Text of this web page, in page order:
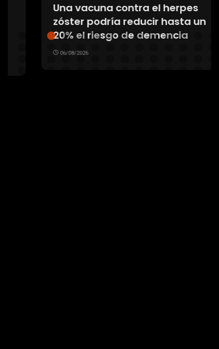
Una vacuna contra el herpes
zóster podría reducir hasta un
20% el riesgo de demencia
06/08/2026